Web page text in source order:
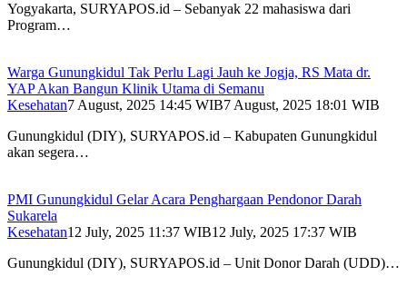
Yogyakarta, SURYAPOS.id – Sebanyak 22 mahasiswa dari
Program…
Warga Gunungkidul Tak Perlu Lagi Jauh ke Jogja, RS Mata dr.
YAP Akan Bangun Klinik Utama di Semanu
Kesehatan7 August, 2025 14:45 WIB7 August, 2025 18:01 WIB
Gunungkidul (DIY), SURYAPOS.id – Kabupaten Gunungkidul
akan segera…
PMI Gunungkidul Gelar Acara Penghargaan Pendonor Darah
Sukarela
Kesehatan12 July, 2025 11:37 WIB12 July, 2025 17:37 WIB
Gunungkidul (DIY), SURYAPOS.id – Unit Donor Darah (UDD)…